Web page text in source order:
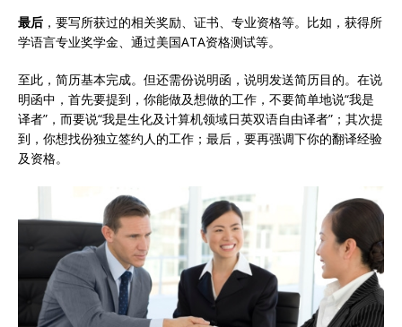
最后 ，要写所获过的相关奖励、证书、专业资格等。比如，获得所
学语言专业奖学金、通过美国ATA资格测试等。
至此，简历基本完成。但还需份说明函，说明发送简历目的。在说
明函中，首先要提到，你能做及想做的工作，不要简单地说“我是
译者”，而要说“我是生化及计算机领域日英双语自由译者”；其次提
到，你想找份独立签约人的工作；最后，要再强调下你的翻译经验
及资格。